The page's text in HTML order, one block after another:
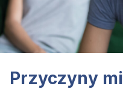
Przyczyny